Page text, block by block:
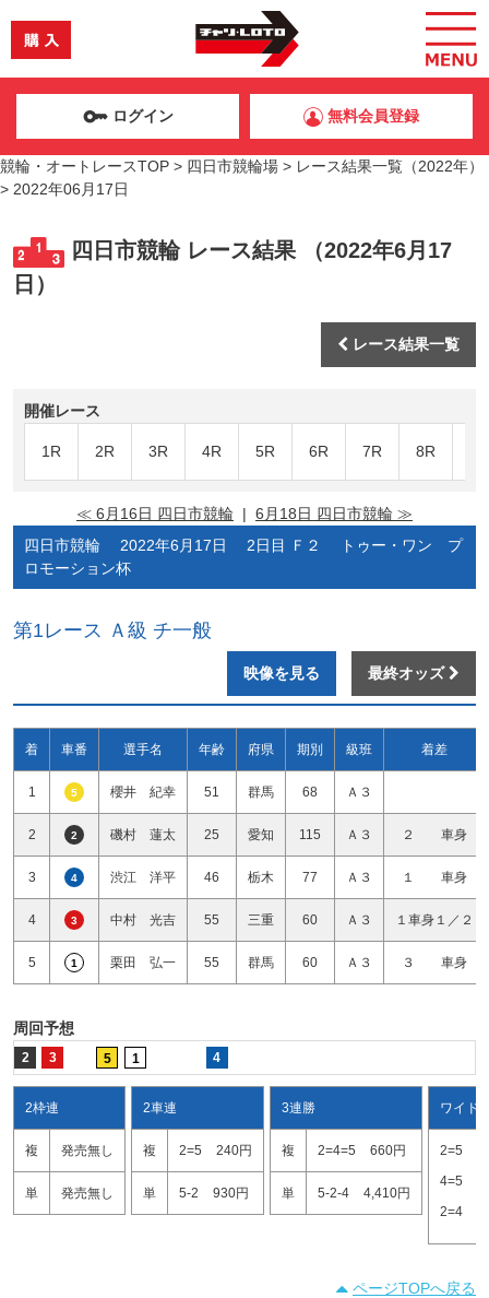
ログイン 無料会員登録
競輪・オートレースTOP > 四日市競輪場 > レース結果一覧（2022年）
> 2022年06月17日
四日市競輪 レース結果 （2022年6月17
日）
レース結果一覧
開催レース
1R 2R 3R 4R 5R 6R 7R 8R
≪ 6月16日 四日市競輪 | 6月18日 四日市競輪 ≫
四日市競輪 2022年6月17日 2日目 Ｆ２ トゥー・ワン プ
ロモーション杯
第1レース Ａ級 チ一般
映像を見る 最終オッズ
着 車番 選手名 年齢 府県 期別 級班 着差
1 5 櫻井 紀幸 51 群馬 68 Ａ３
2 2 磯村 蓮太 25 愛知 115 Ａ３ ２ 車身
3 4 渋江 洋平 46 栃木 77 Ａ３ １ 車身
4 3 中村 光吉 55 三重 60 Ａ３ １車身１／２
5 1 栗田 弘一 55 群馬 60 Ａ３ ３ 車身
周回予想
2 3 5 1 4
2枠連
複 発売無し
単 発売無し
2車連
複 2=5 240円
単 5-2 930円
3連勝
複 2=4=5 660円
単 5-2-4 4,410円
ワイド
2=5
4=5
2=4
ページTOPへ戻る